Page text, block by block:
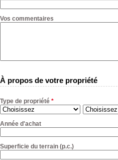
Vos commentaires
À propos de votre propriété
Type de propriété *
Année d'achat
Superficie du terrain (p.c.)